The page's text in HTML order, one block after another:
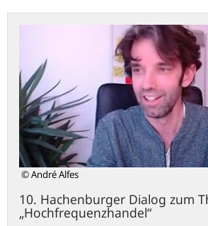
© André Alfes
10. Hachenburger Dialog zum
„Hochfrequenzhandel“
zum
Thema
„Hochfrequenzhandel“